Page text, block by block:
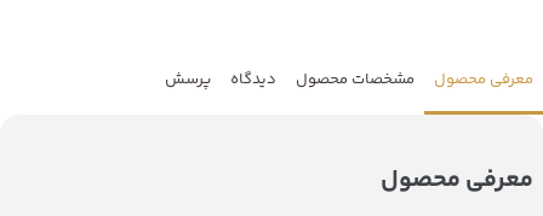
معرفی محصول مشخصات محصول دیدگاه پرسش
معرفی محصول